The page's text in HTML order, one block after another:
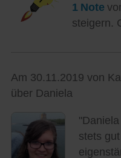
1 Note
steigern.
Am 30.11.2019 von
über Daniela
stets